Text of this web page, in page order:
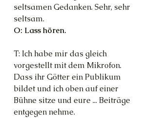
seltsamen Gedanken. Sehr, sehr
seltsam.
O: Lass hören.
T: Ich habe mir das gleich
vorgestellt mit dem Mikrofon.
Dass ihr Götter ein Publikum
bildet und ich oben auf einer
Bühne sitze und eure ... Beiträge
entgegen nehme.